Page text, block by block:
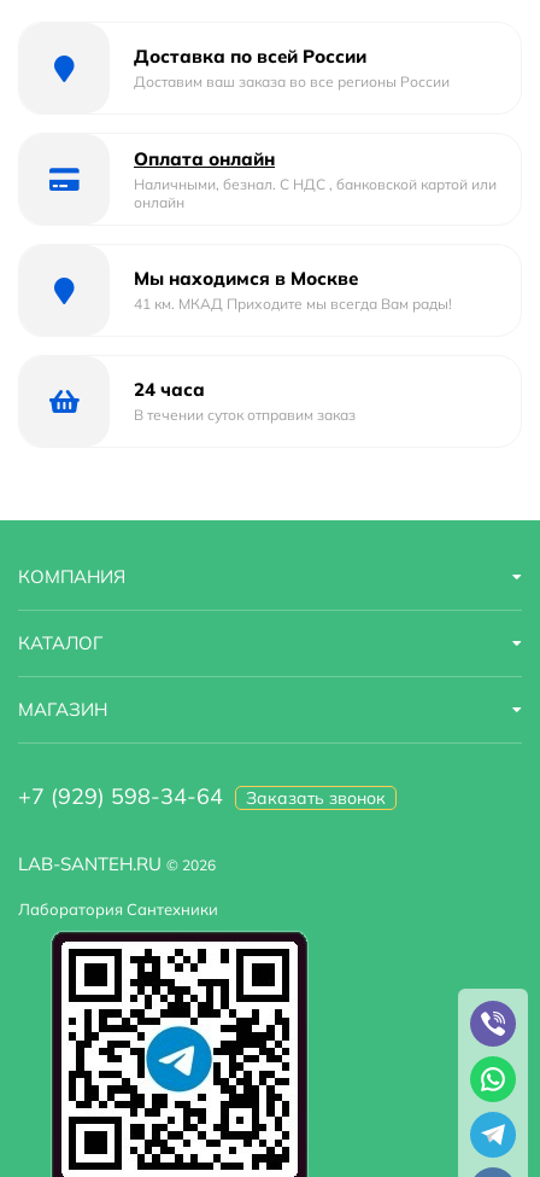
Отверстие под перелив :
накладная
овальная
Страна бренда Италия
Стилистика дизайна современный
Доставка по всей России
Доставим ваш заказа во все регионы России
Оплата онлайн
Наличными, безнал. С НДС , банковской картой или
онлайн
Мы находимся в Москве
41 км. МКАД Приходите мы всегда Вам рады!
24 часа
В течении суток отправим заказ
LAB-SANTEH.RU © 2026
Лаборатория Сантехники
КОМПАНИЯ
КАТАЛОГ
МАГАЗИН
+7 (929) 598-34-64 Заказать звонок